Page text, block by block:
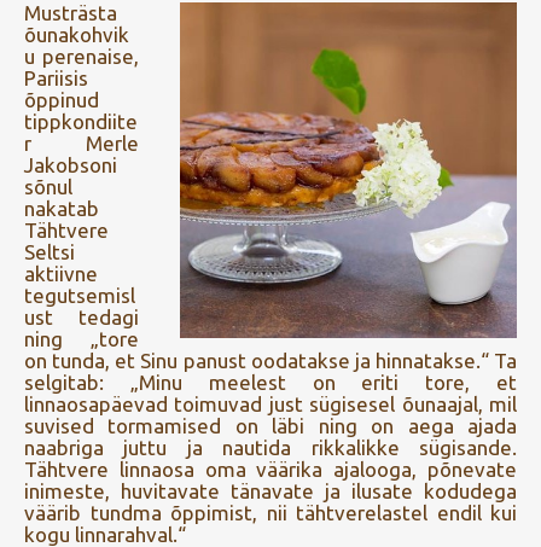
Musträsta
õunakohvik
u perenaise,
Pariisis
õppinud
tippkondiite
r Merle
Jakobsoni
sõnul
nakatab
Tähtvere
Seltsi
aktiivne
tegutsemisl
ust tedagi
ning „tore
on tunda, et Sinu panust oodatakse ja hinnatakse.“ Ta
selgitab: „Minu meelest on eriti tore, et
linnaosapäevad toimuvad just sügisesel õunaajal, mil
suvised tormamised on läbi ning on aega ajada
naabriga juttu ja nautida rikkalikke sügisande.
Tähtvere linnaosa oma väärika ajalooga, põnevate
inimeste, huvitavate tänavate ja ilusate kodudega
väärib tundma õppimist, nii tähtverelastel endil kui
kogu linnarahval.“